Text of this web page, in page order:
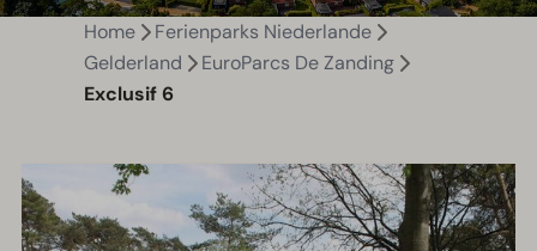
Home
Ferienparks Niederlande
Gelderland
EuroParcs De Zanding
Exclusif 6